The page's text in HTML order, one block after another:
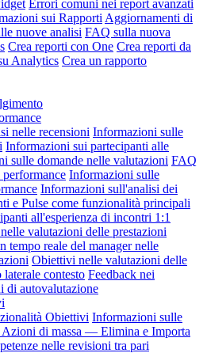
Errori comuni nei report avanzati
sui Rapporti Aggiornamenti di
nuove analisi FAQ sulla nuova
Crea reporti con One Crea reporti da
Analytics Crea un rapporto
nelle recensioni Informazioni sulle
Informazioni sui partecipanti alle
sulle domande nelle valutazioni FAQ
Informazioni sulle
Informazioni sull'analisi dei
e Pulse come funzionalità principali
all'esperienza di incontri 1:1
valutazioni delle prestazioni
tempo reale del manager nelle
Obiettivi nelle valutazioni delle
contesto Feedback nei
di autovalutazione
Obiettivi Informazioni sulle
di massa — Elimina e Importa
nelle revisioni tra pari